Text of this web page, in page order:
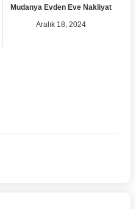
Mudanya Evden Eve Nakliyat
Aralık 18, 2024